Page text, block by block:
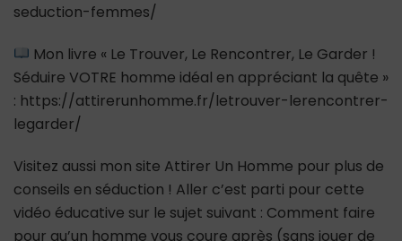
seduction-femmes/
Mon livre « Le Trouver, Le Rencontrer, Le Garder !
Séduire VOTRE homme idéal en appréciant la quête »
: https://attirerunhomme.fr/letrouver-lerencontrer-
legarder/
Visitez aussi mon site Attirer Un Homme pour plus de
conseils en séduction ! Aller c’est parti pour cette
vidéo éducative sur le sujet suivant : Comment faire
pour qu’un homme vous coure après (sans jouer de